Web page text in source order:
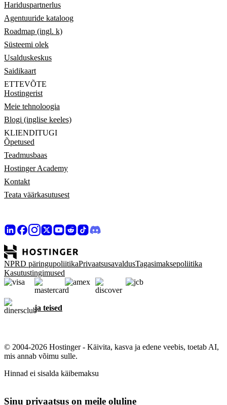
Hariduspartnerlus
Agentuuride kataloog
Roadmap (ingl. k)
Süsteemi olek
Usalduskeskus
Saidikaart
ETTEVÕTE
Hostingerist
Meie tehnoloogia
Blogi (inglise keeles)
KLIENDITUGI
Õpetused
Teadmusbaas
Hostinger Academy
Kontakt
Teata väärkasutusest
NPRD päringupoliitikaPrivaatsusavaldusTagasimaksepoliitika
Kasutustingimused
ja teised
© 2004-2026 Hostinger - Käivita, kasva ja edene veebis, toetab AI,
mis annab võimu sulle.
Hinnad ei sisalda käibemaksu
Sinu privaatsus on meile oluline